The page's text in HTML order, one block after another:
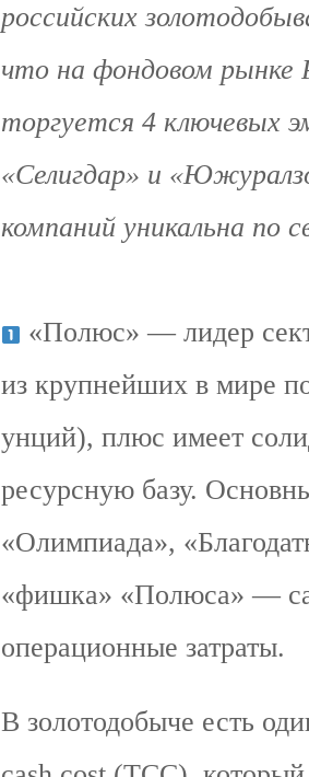
российских
что на фондовом
торгуется 4 ключевых
«Селигдар» и
компаний уникальна по
«Полюс» — лидер
из крупнейших в мире
унций), плюс имеет
ресурсную базу.
«Олимпиада»,
«фишка» «Полюса» —
операционные затраты.
В золотодобыче есть